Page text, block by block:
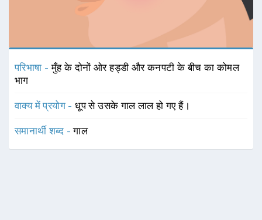
परिभाषा -मुँह के दोनों ओर हड्डी और कनपटी के बीच का कोमल
भाग
वाक्य में प्रयोग -धूप से उसके गाल लाल हो गए हैं।
समानार्थी शब्द -गाल